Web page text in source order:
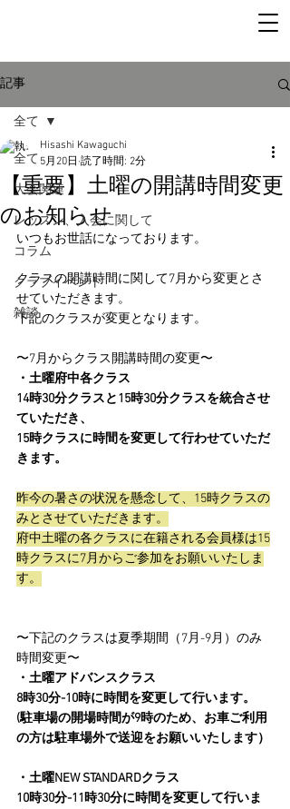
記事
全て
大会関連
レッスン、入会に関して
コラム
クラブイベント
雑談
全て
【重要】土曜の開講時間変更
のお知らせ
Hisashi Kawaguchi
5月20日 読了時間: 2分
いつもお世話になっております。
クラスの開講時間に関して7月から変更とさ
せていただきます。
下記のクラスが変更となります。
〜7月からクラス開講時間の変更〜
・土曜府中各クラス
14時30分クラスと15時30分クラスを統合させ
ていただき、
15時クラスに時間を変更して行わせていただ
きます。
昨今の暑さの状況を懸念して、15時クラスの
みとさせていただきます。
府中土曜の各クラスに在籍される会員様は15
時クラスに7月からご参加をお願いいたしま
す。
〜下記のクラスは夏季期間（7月-9月）のみ
時間変更〜
・土曜アドバンスクラス
8時30分-10時に時間を変更して行います。
(駐車場の開場時間が9時のため、お車ご利用
の方は駐車場外で送迎をお願いいたします）
・土曜NEW STANDARDクラス
10時30分-11時30分に時間を変更して行いま